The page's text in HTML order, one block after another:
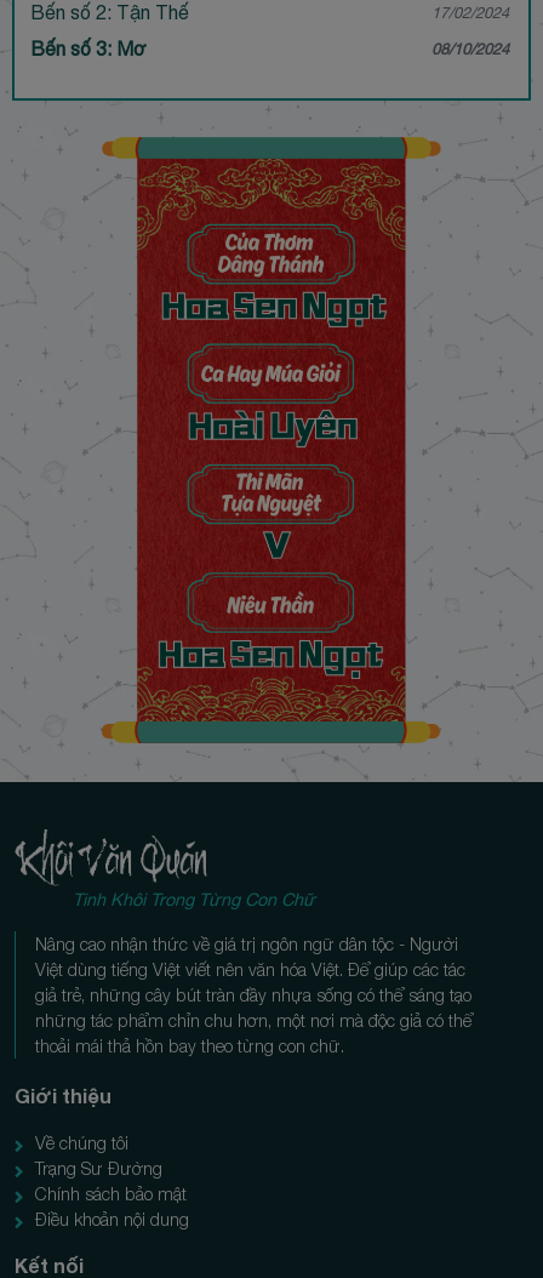
Bến số 2: Tận Thế 17/02/2024
Bến số 3: Mơ 08/10/2024
Tinh Khôi Trong Từng Con Chữ
Nâng cao nhận thức về giá trị ngôn ngữ dân tộc - Người
Việt dùng tiếng Việt viết nên văn hóa Việt. Để giúp các tác
giả trẻ, những cây bút tràn đầy nhựa sống có thể sáng tạo
những tác phẩm chỉn chu hơn, một nơi mà độc giả có thể
thoải mái thả hồn bay theo từng con chữ.
Giới thiệu
Về chúng tôi
Trạng Sư Đường
Chính sách bảo mật
Điều khoản nội dung
Kết nối